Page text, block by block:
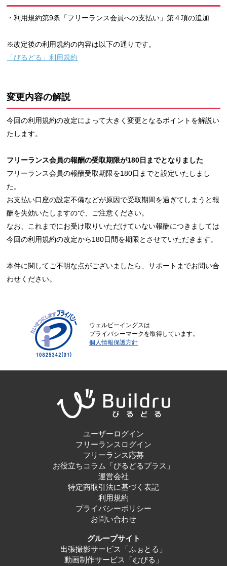
・利用規約第9条「フリーランス会員への支払い」第４項の追加
※改定後の利用規約の内容は以下の通りです。
「びるどる」利用規約
変更内容の解説
今回の利用規約の改定によって大きく変更となるポイントを解説い
たします。
フリーランス会員の報酬の受取期限が180日までとなりました
フリーランス会員の報酬受取期限を180日までと設定いたしまし
た。
お支払い口座の設定不備などが原因で受取期間を過ぎてしまうと報
酬を失効いたしますので、ご注意ください。
なお、これまでにお受け取りいただけていない報酬につきましては
今回の利用規約の改定から180日間を期限とさせていただきます。
本件に関してご不明な点がございましたら、サポートまでお問い合
わせください。
ウェルビーイングスは
プライバシーマークを取得しています。
個人情報保護方針
ユーザーログイン
フリーランスログイン
フリーランス応募
お役立ちコラム「びるどるプラス」
運営会社
特定商取引法に基づく表記
利用規約
プライバシーポリシー
お問い合わせ
グループサイト
出張撮影サービス「ふぉとる」
動画制作サービス「むびる」